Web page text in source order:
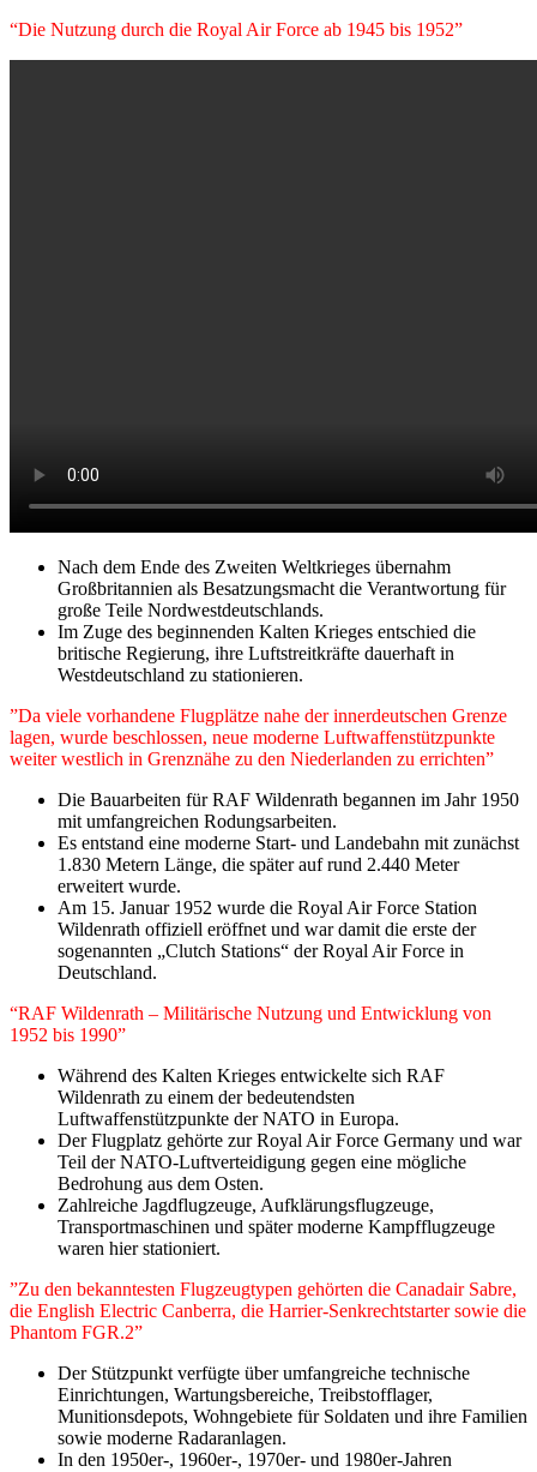
“Die Nutzung durch die Royal Air Force ab 1945 bis 1952”
Nach dem Ende des Zweiten Weltkrieges übernahm
Großbritannien als Besatzungsmacht die Verantwortung für
große Teile Nordwestdeutschlands.
Im Zuge des beginnenden Kalten Krieges entschied die
britische Regierung, ihre Luftstreitkräfte dauerhaft in
Westdeutschland zu stationieren.
”Da viele vorhandene Flugplätze nahe der innerdeutschen Grenze
lagen, wurde beschlossen, neue moderne Luftwaffenstützpunkte
weiter westlich in Grenznähe zu den Niederlanden zu errichten”
Die Bauarbeiten für RAF Wildenrath begannen im Jahr 1950
mit umfangreichen Rodungsarbeiten.
Es entstand eine moderne Start- und Landebahn mit zunächst
1.830 Metern Länge, die später auf rund 2.440 Meter
erweitert wurde.
Am 15. Januar 1952 wurde die Royal Air Force Station
Wildenrath offiziell eröffnet und war damit die erste der
sogenannten „Clutch Stations“ der Royal Air Force in
Deutschland.
“RAF Wildenrath – Militärische Nutzung und Entwicklung von
1952 bis 1990”
Während des Kalten Krieges entwickelte sich RAF
Wildenrath zu einem der bedeutendsten
Luftwaffenstützpunkte der NATO in Europa.
Der Flugplatz gehörte zur Royal Air Force Germany und war
Teil der NATO-Luftverteidigung gegen eine mögliche
Bedrohung aus dem Osten.
Zahlreiche Jagdflugzeuge, Aufklärungsflugzeuge,
Transportmaschinen und später moderne Kampfflugzeuge
waren hier stationiert.
”Zu den bekanntesten Flugzeugtypen gehörten die Canadair Sabre,
die English Electric Canberra, die Harrier-Senkrechtstarter sowie die
Phantom FGR.2”
Der Stützpunkt verfügte über umfangreiche technische
Einrichtungen, Wartungsbereiche, Treibstofflager,
Munitionsdepots, Wohngebiete für Soldaten und ihre Familien
sowie moderne Radaranlagen.
In den 1950er-, 1960er-, 1970er- und 1980er-Jahren